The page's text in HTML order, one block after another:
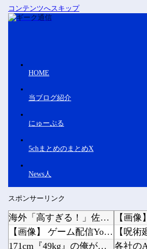
コンテンツへスキップ
HOME
当ブログ紹介
にゅーぷる
5chまとめのまとめX
News人
スポンサーリンク
海外「高すぎる！」佐野航大のPSV加入が決定的になり海外大騒ぎ！（海外の反応）
【画像】 ゲーム配信YouTuber、家賃8万円の部屋で深夜配信→管理会社から厳重注意され...
171cm『49kg』の俺が、建築のバイト行ったら「こう」なったｗｗｗ